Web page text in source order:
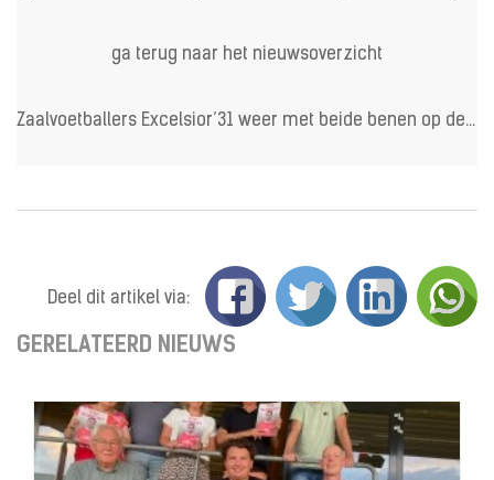
ga terug naar het nieuwsoverzicht
Zaalvoetballers Excelsior’31 weer met beide benen op de grond
Deel dit artikel via:
GERELATEERD NIEUWS